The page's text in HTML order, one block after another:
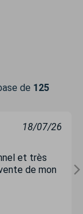
de 125
18/07/26
et très
de mon